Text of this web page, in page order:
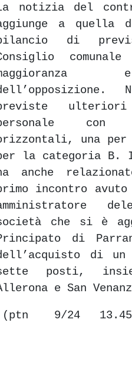
notizia del
a quella
di
con
una per
la categoria B.
anche
incontro avuto
che si è
di
di
posti,
e San
(ptn 9/24